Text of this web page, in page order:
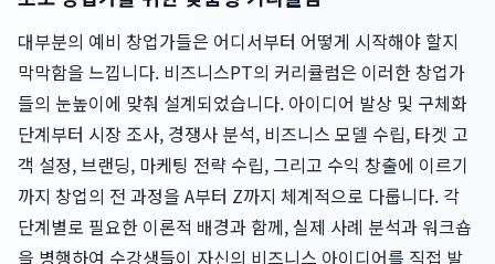
대부분의 예비 창업가들은 어디서부터 어떻게 시작해야 할지
막막함을 느낍니다. 비즈니스PT의 커리큘럼은 이러한 창업가
들의 눈높이에 맞춰 설계되었습니다. 아이디어 발상 및 구체화
단계부터 시장 조사, 경쟁사 분석, 비즈니스 모델 수립, 타겟 고
객 설정, 브랜딩, 마케팅 전략 수립, 그리고 수익 창출에 이르기
까지 창업의 전 과정을 A부터 Z까지 체계적으로 다룹니다. 각
단계별로 필요한 이론적 배경과 함께, 실제 사례 분석과 워크숍
을 병행하여 수강생들이 자신의 비즈니스 아이디어를 직접 발